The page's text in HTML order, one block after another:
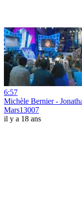
6:57
Michèle Bernier -
Mars13007
il y a 18 ans